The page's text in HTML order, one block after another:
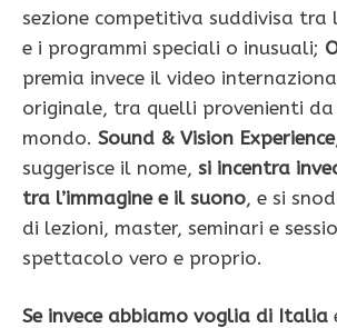
sezione competitiva suddivisa tra
e i programmi speciali o inusuali;
premia invece il video
originale, tra quelli provenienti
mondo. Sound & Vision Experience
suggerisce il nome, si incentra
tra l’immagine e il suono, e si
di lezioni, master, seminari e
spettacolo vero e proprio.
Se invece abbiamo voglia di Italia